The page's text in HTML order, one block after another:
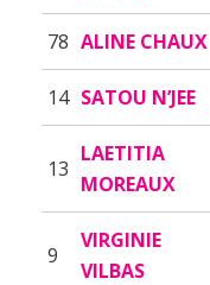
78 ALINE CHAUX
14 SATOU N’JEE
13
LAETITIA
MOREAUX
9
VIRGINIE
VILBAS